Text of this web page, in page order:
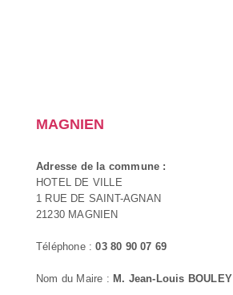
MAGNIEN
Adresse de la commune :
HOTEL DE VILLE
1 RUE DE SAINT-AGNAN
21230 MAGNIEN
Téléphone :03 80 90 07 69
Nom du Maire : M. Jean-Louis BOULEY